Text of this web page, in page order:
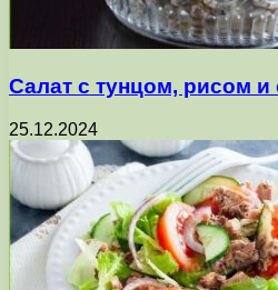
Салат с тунцом, рисом
25.12.2024